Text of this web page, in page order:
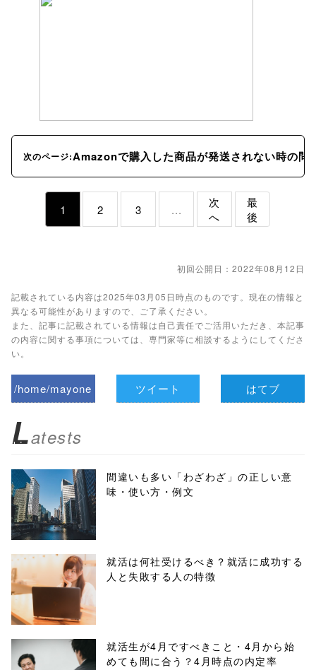
次のページ:Amazonで購入した商品が発送されない時の問
1 2 3 ...
次
へ
最
後
初回公開日：2022年08月12日
記載されている内容は2025年03月05日時点のものです。現在の情報と
異なる可能性がありますので、ご了承ください。
また、記事に記載されている情報は自己責任でご活用いただき、本記事
の内容に関する事項については、専門家等に相談するようにしてくださ
い。
/home/mayone
biz.jp/public_ht
ml/wp-
content/themes
/tapbiz_theme/
parts/sns-
buttons.php on
line10
/1135206"
ツイート はてブ
Latests
間違いも多い「わざわざ」の正しい意
味・使い方・例文
就活は何社受けるべき？就活に成功する
人と失敗する人の特徴
就活生が4月ですべきこと・4月から始
めても間に合う？4月時点の内定率